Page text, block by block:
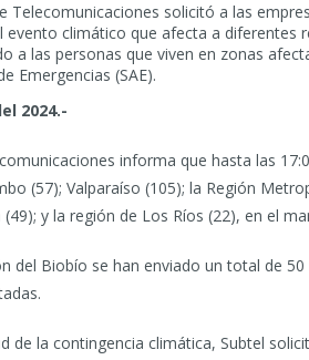
Telecomunicaciones solicitó a las
evento climático que afecta a diferentes
a las personas que viven en zonas
Emergencias (SAE).
2024.-
informa que hasta las
(57); Valparaíso (105); la Región
(49); y la región de Los Ríos (22), en el
del Biobío se han enviado un total de
de la contingencia climática, Subtel